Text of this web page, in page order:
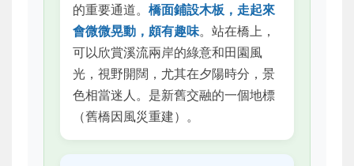
的重要通道。 橋面鋪設木板，走起來
會微微晃動，頗有趣味。站在橋上，
可以欣賞溪流兩岸的綠意和田園風
光，視野開闊，尤其在夕陽時分，景
色相當迷人。是新舊交融的一個地標
（舊橋因風災重建）。